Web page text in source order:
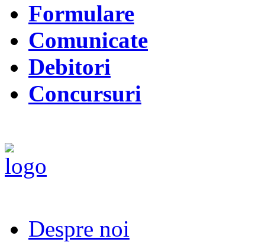
Formulare
Comunicate
Debitori
Concursuri
Despre noi